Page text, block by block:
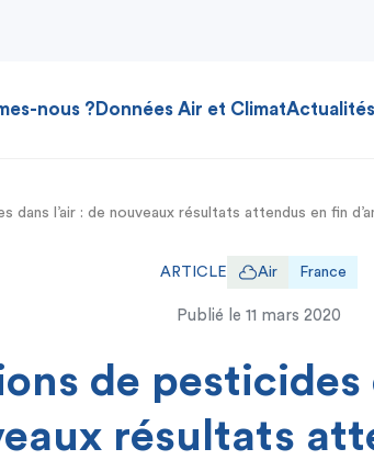
nous ? Données Air et Climat
dans l’air : de nouveaux résultats attendus en fin
ARTICLE Air France
Publié le 11 mars 2020
de pesticides
résultats